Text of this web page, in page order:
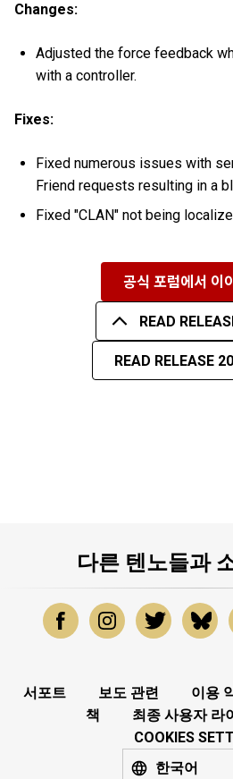
Changes:
Adjusted the force feedback
with a controller.
Fixes:
Fixed numerous issues with
Friend requests resulting in a
Fixed "CLAN" not being
공식 포럼에서 이
READ
READ RELEASE
다른 텐노들과
서포트 보도 관련 이용
책
최종 사용자 라
COOKIES
한국어